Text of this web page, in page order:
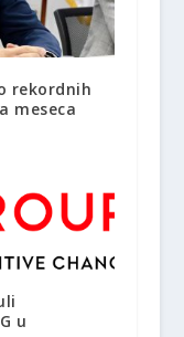
rekordnih
meseca
u